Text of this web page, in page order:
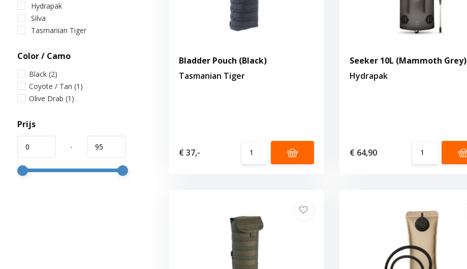
Hydrapak
Silva
Tasmanian Tiger
Color / Camo
Black (2)
Coyote / Tan (1)
Olive Drab (1)
Prijs
-
Bladder Pouch (Black)
Tasmanian Tiger
€ 37,-
Seeker 10L (Mammoth Grey)
Hydrapak
€ 64,90